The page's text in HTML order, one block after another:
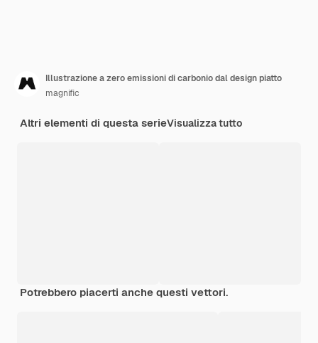
Illustrazione a zero emissioni di carbonio dal design piatto
magnific
Altri elementi di questa serieVisualizza tutto
Potrebbero piacerti anche questi vettori.